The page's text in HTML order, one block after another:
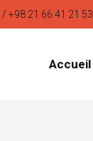
+98 21 66 41 21 53
Accueil